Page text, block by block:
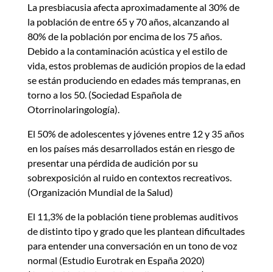
La presbiacusia afecta aproximadamente al 30% de
la población de entre 65 y 70 años, alcanzando al
80% de la población por encima de los 75 años.
Debido a la contaminación acústica y el estilo de
vida, estos problemas de audición propios de la edad
se están produciendo en edades más tempranas, en
torno a los 50. (Sociedad Española de
Otorrinolaringología).
El 50% de adolescentes y jóvenes entre 12 y 35 años
en los países más desarrollados están en riesgo de
presentar una pérdida de audición por su
sobrexposición al ruido en contextos recreativos.
(Organización Mundial de la Salud)
El 11,3% de la población tiene problemas auditivos
de distinto tipo y grado que les plantean dificultades
para entender una conversación en un tono de voz
normal (Estudio Eurotrak en España 2020)